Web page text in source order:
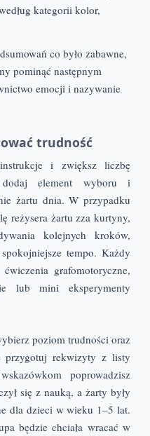
kategorii kolor,
co było zabawne,
pominąć następnym
emocji i nazywanie
trudność
i zwiększ liczbę
dodaj element wyboru i
żartu dnia. W przypadku
reżysera żartu zza kurtyny,
kolejnych kroków,
tempo. Każdy
grafomotoryczne,
lub mini eksperymenty
poziom trudności oraz
przygotuj rekwizyty z listy
poprowadzisz
się z nauką, a żarty były
dla dzieci w wieku 1–5 lat.
będzie chciała wracać w